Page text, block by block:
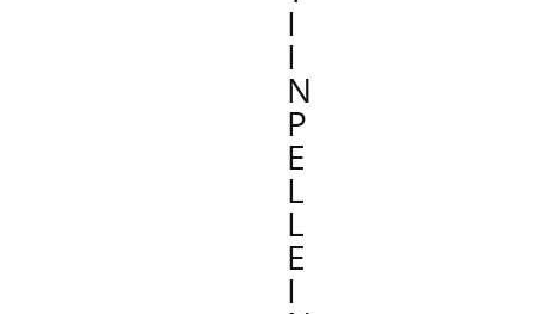
I
I
N
P
E
L
L
E
I